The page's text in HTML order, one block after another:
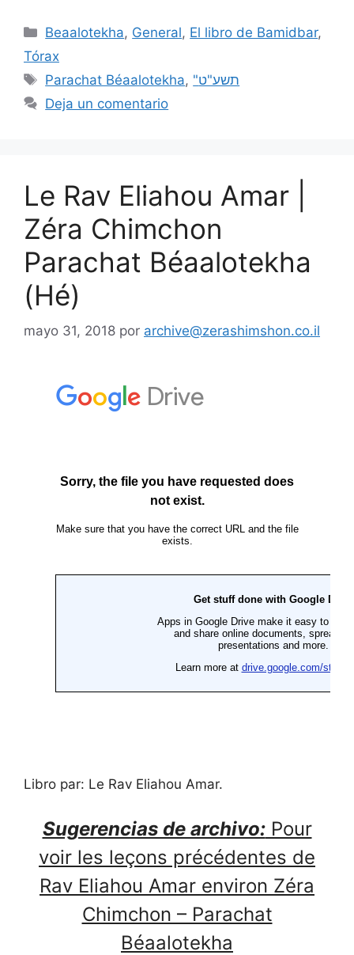
Beaalotekha, General, El libro de Bamidbar,
Tórax
Parachat Béaalotekha,
"תשע"ט
Deja un comentario
Le Rav Eliahou Amar |
Zéra Chimchon
Parachat Béaalotekha
(Hé)
mayo 31, 2018 por archive@zerashimshon.co.il
Libro par: Le Rav Eliahou Amar.
Sugerencias de archivo:Pour
voir les leçons précédentes de
Rav Eliahou Amar environ Zéra
Chimchon – Parachat
Béaalotekha